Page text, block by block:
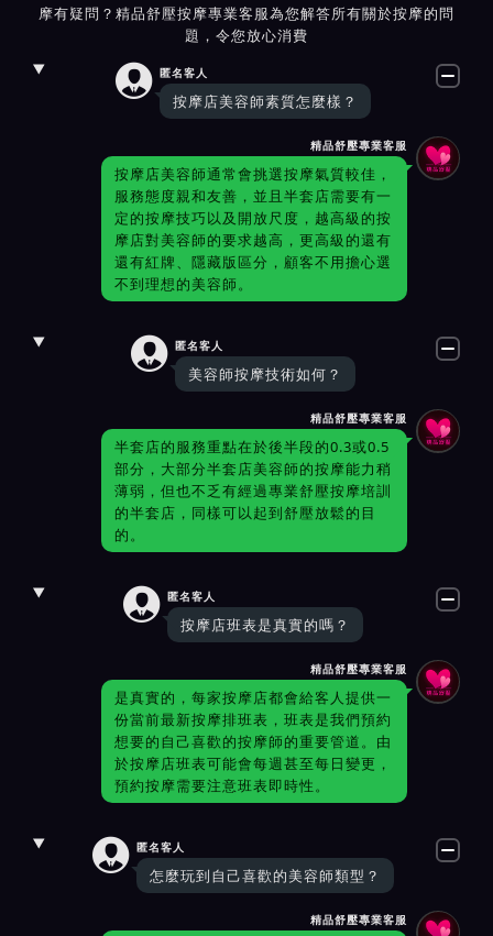
摩有疑問？精品舒壓按摩專業客服為您解答所有關於按摩的問
題，令您放心消費
 匿名客人
按摩店美容師素質怎麼樣？
精品舒壓專業客服
按摩店美容師通常會挑選按摩氣質較佳，
服務態度親和友善，並且半套店需要有一
定的按摩技巧以及開放尺度，越高級的按
摩店對美容師的要求越高，更高級的還有
還有紅牌、隱藏版區分，顧客不用擔心選
不到理想的美容師。
 匿名客人
美容師按摩技術如何？
精品舒壓專業客服
半套店的服務重點在於後半段的0.3或0.5
部分，大部分半套店美容師的按摩能力稍
薄弱，但也不乏有經過專業舒壓按摩培訓
的半套店，同樣可以起到舒壓放鬆的目
的。
 匿名客人
按摩店班表是真實的嗎？
精品舒壓專業客服
是真實的，每家按摩店都會給客人提供一
份當前最新按摩排班表，班表是我們預約
想要的自己喜歡的按摩師的重要管道。由
於按摩店班表可能會每週甚至每日變更，
預約按摩需要注意班表即時性。
 匿名客人
怎麼玩到自己喜歡的美容師類型？
精品舒壓專業客服